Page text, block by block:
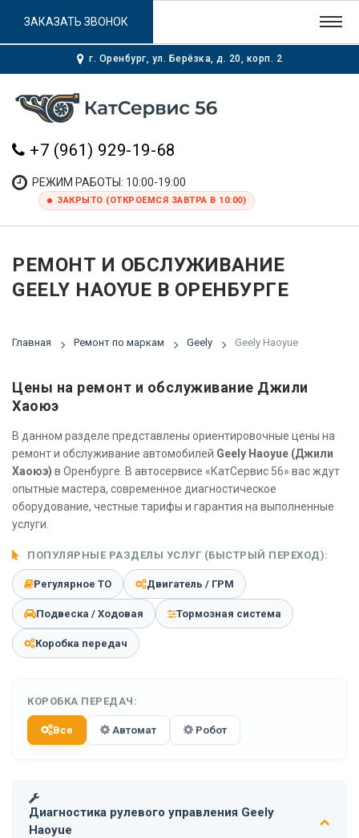
г. Оренбург, ул. Берёзка, д. 20, корп. 2
+7 (961) 929-19-68
РЕЖИМ РАБОТЫ: 10:00-19:00
ЗАКРЫТО (ОТКРОЕМСЯ ЗАВТРА В 10:00)
ЗАКАЗАТЬ ЗВОНОК
РЕМОНТ И ОБСЛУЖИВАНИЕ
GEELY HAOYUE В ОРЕНБУРГЕ
Главная Ремонт по маркам Geely Geely Haoyue
Цены на ремонт и обслуживание Джили
Хаоюэ
В данном разделе представлены ориентировочные цены на
ремонт и обслуживание автомобилей Geely Haoyue (Джили
Хаоюэ) в Оренбурге. В автосервисе «КатСервис 56» вас ждут
опытные мастера, современное диагностическое
оборудование, честные тарифы и гарантия на выполненные
услуги.
ПОПУЛЯРНЫЕ РАЗДЕЛЫ УСЛУГ (БЫСТРЫЙ ПЕРЕХОД):
Регулярное ТО Двигатель / ГРМ
Подвеска / Ходовая Тормозная система
Коробка передач
КОРОБКА ПЕРЕДАЧ:
Все Автомат Робот
Диагностика рулевого управления Geely
Haoyue